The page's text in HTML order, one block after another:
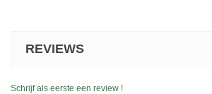
REVIEWS
Schrijf als eerste een review !